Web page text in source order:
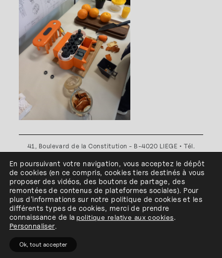
41, Boulevard de la Constitution - B-4020 LIEGE • Tél.
Plan d'accès•Politique de confidentialité•Politique de
cookies•Conditions générales
l'ESA Saint-Luc Liège est membre du
En poursuivant votre navigation, vous acceptez le dépôt
de cookies (en ce compris, cookiestiers destinés à vous
proposer des vidéos, des boutons de partage, des
remontées de contenus de plateformes sociales). Pour
plus d’informations sur notre politique de cookies et les
différents types de cookies, merci de prendre
connaissance de la politique relative aux cookies.
Personnaliser.
Ok, tout accepter